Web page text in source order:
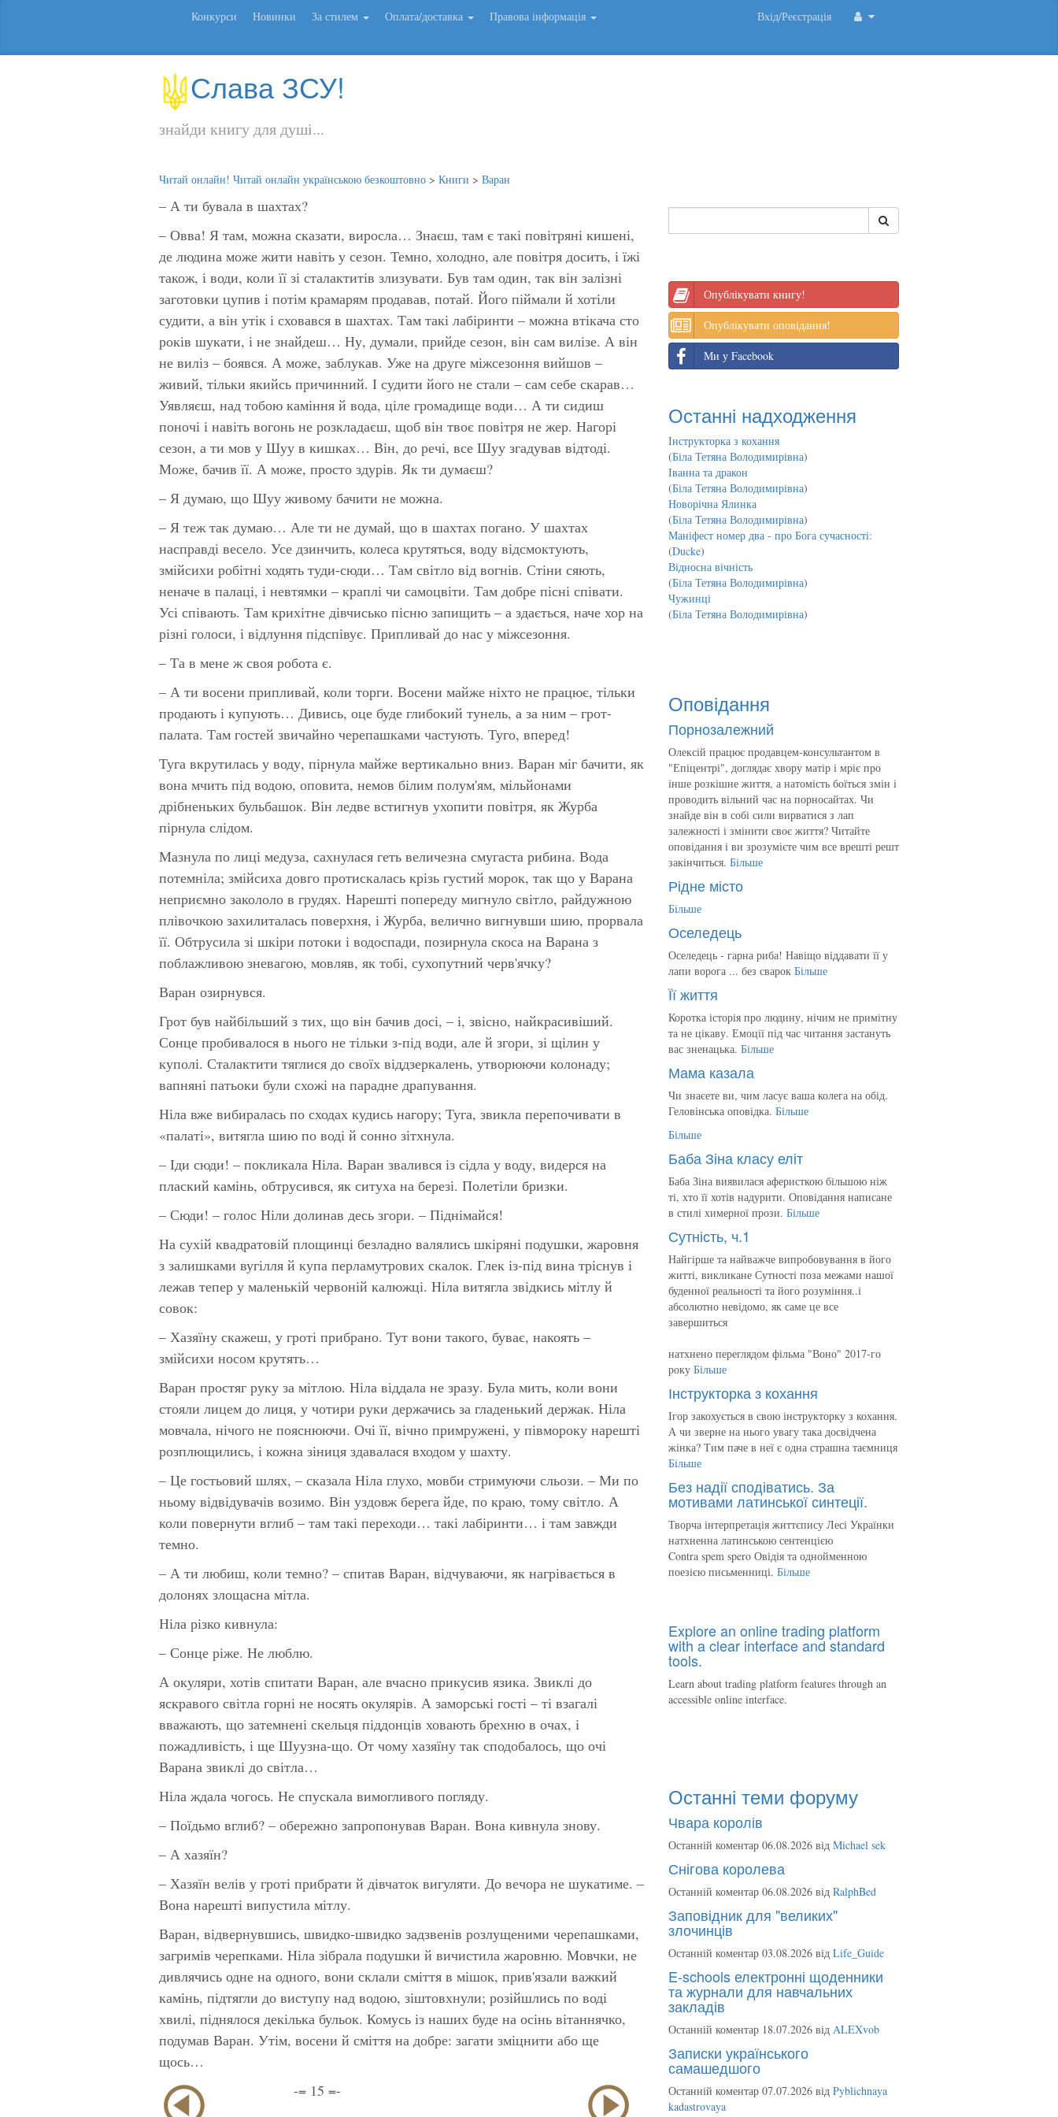
Конкурси Новинки За стилем Оплата/доставка Правова інформація Вхід/Реєстрація
Слава ЗСУ!
знайди книгу для душі...
Читай онлайн! Читай онлайн українською безкоштовно > Книги > Варан
– А ти бувала в шахтах?
– Овва! Я там, можна сказати, виросла… Знаєш, там є такі повітряні кишені,
де людина може жити навіть у сезон. Темно, холодно, але повітря досить, і їжі
також, і води, коли її зі сталактитів злизувати. Був там один, так він залізні
заготовки цупив і потім крамарям продавав, потай. Його піймали й хотіли
судити, а він утік і сховався в шахтах. Там такі лабіринти – можна втікача сто
років шукати, і не знайдеш… Ну, думали, прийде сезон, він сам вилізе. А він
не виліз – боявся. А може, заблукав. Уже на друге міжсезоння вийшов –
живий, тільки якийсь причинний. І судити його не стали – сам себе скарав…
Уявляєш, над тобою каміння й вода, ціле громадище води… А ти сидиш
поночі і навіть вогонь не розкладаєш, щоб він твоє повітря не жер. Нагорі
сезон, а ти мов у Шуу в кишках… Він, до речі, все Шуу згадував відтоді.
Може, бачив її. А може, просто здурів. Як ти думаєш?
– Я думаю, що Шуу живому бачити не можна.
– Я теж так думаю… Але ти не думай, що в шахтах погано. У шахтах
насправді весело. Усе дзинчить, колеса крутяться, воду відсмоктують,
змійсихи робітні ходять туди-сюди… Там світло від вогнів. Стіни сяють,
неначе в палаці, і невтямки – краплі чи самоцвіти. Там добре пісні співати.
Усі співають. Там крихітне дівчисько пісню запищить – а здається, наче хор на
різні голоси, і відлуння підспівує. Припливай до нас у міжсезоння.
– Та в мене ж своя робота є.
– А ти восени припливай, коли торги. Восени майже ніхто не працює, тільки
продають і купують… Дивись, оце буде глибокий тунель, а за ним – грот-
палата. Там гостей звичайно черепашками частують. Туго, вперед!
Туга вкрутилась у воду, пірнула майже вертикально вниз. Варан міг бачити, як
вона мчить під водою, оповита, немов білим полум'ям, мільйонами
дрібненьких бульбашок. Він ледве встигнув ухопити повітря, як Журба
пірнула слідом.
Мазнула по лиці медуза, сахнулася геть величезна смугаста рибина. Вода
потемніла; змійсиха довго протискалась крізь густий морок, так що у Варана
неприємно закололо в грудях. Нарешті попереду мигнуло світло, райдужною
плівочкою захилиталась поверхня, і Журба, велично вигнувши шию, прорвала
її. Обтрусила зі шкіри потоки і водоспади, позирнула скоса на Варана з
поблажливою зневагою, мовляв, як тобі, сухопутний черв'ячку?
Варан озирнувся.
Грот був найбільший з тих, що він бачив досі, – і, звісно, найкрасивіший.
Сонце пробивалося в нього не тільки з-під води, але й згори, зі щілин у
куполі. Сталактити тяглися до своїх віддзеркалень, утворюючи колонаду;
вапняні патьоки були схожі на парадне драпування.
Ніла вже вибиралась по сходах кудись нагору; Туга, звикла перепочивати в
«палаті», витягла шию по воді й сонно зітхнула.
– Іди сюди! – покликала Ніла. Варан звалився із сідла у воду, видерся на
плаский камінь, обтрусився, як ситуха на березі. Полетіли бризки.
– Сюди! – голос Ніли долинав десь згори. – Піднімайся!
На сухій квадратовій площинці безладно валялись шкіряні подушки, жаровня
з залишками вугілля й купа перламутрових скалок. Глек із-під вина тріснув і
лежав тепер у маленькій червоній калюжці. Ніла витягла звідкись мітлу й
совок:
– Хазяїну скажеш, у гроті прибрано. Тут вони такого, буває, накоять –
змійсихи носом крутять…
Варан простяг руку за мітлою. Ніла віддала не зразу. Була мить, коли вони
стояли лицем до лиця, у чотири руки держачись за гладенький держак. Ніла
мовчала, нічого не пояснюючи. Очі її, вічно примружені, у півмороку нарешті
розплющились, і кожна зіниця здавалася входом у шахту.
– Це гостьовий шлях, – сказала Ніла глухо, мовби стримуючи сльози. – Ми по
ньому відвідувачів возимо. Він уздовж берега йде, по краю, тому світло. А
коли повернути вглиб – там такі переходи… такі лабіринти… і там завжди
темно.
– А ти любиш, коли темно? – спитав Варан, відчуваючи, як нагрівається в
долонях злощасна мітла.
Ніла різко кивнула:
– Сонце ріже. Не люблю.
А окуляри, хотів спитати Варан, але вчасно прикусив язика. Звиклі до
яскравого світла горні не носять окулярів. А заморські гості – ті взагалі
вважають, що затемнені скельця піддонців ховають брехню в очах, і
пожадливість, і ще Шуузна-що. От чому хазяїну так сподобалось, що очі
Варана звиклі до світла…
Ніла ждала чогось. Не спускала вимогливого погляду.
– Поїдьмо вглиб? – обережно запропонував Варан. Вона кивнула знову.
– А хазяїн?
– Хазяїн велів у гроті прибрати й дівчаток вигуляти. До вечора не шукатиме. –
Вона нарешті випустила мітлу.
Варан, відвернувшись, швидко-швидко задзвенів розлущеними черепашками,
загримів черепками. Ніла зібрала подушки й вичистила жаровню. Мовчки, не
дивлячись одне на одного, вони склали сміття в мішок, прив'язали важкий
камінь, підтягли до виступу над водою, зіштовхнули; розійшлись по воді
хвилі, піднялося декілька бульок. Комусь із наших буде на осінь вітаннячко,
подумав Варан. Утім, восени й сміття на добре: загати зміцнити або ще
щось…
-= 15 =-
Опублікувати книгу!
Опублікувати оповідання!
Ми у Facebook
Останні надходження
Інструкторка з кохання
(Біла Тетяна Володимирівна)
Іванна та дракон
(Біла Тетяна Володимирівна)
Новорічна Ялинка
(Біла Тетяна Володимирівна)
Маніфест номер два - про Бога сучасності:
(Ducke)
Відносна вічність
(Біла Тетяна Володимирівна)
Чужинці
(Біла Тетяна Володимирівна)
Оповідання
Порнозалежний
Олексій працює продавцем-консультантом в
"Епіцентрі", доглядає хвору матір і мріє про
інше розкішне життя, а натомість боїться змін і
проводить вільний час на порносайтах. Чи
знайде він в собі сили вирватися з лап
залежності і змінити своє життя? Читайте
оповідання і ви зрозумієте чим все врешті решт
закінчиться. Більше
Рідне місто
Більше
Оселедець
Оселедець - гарна риба! Навіщо віддавати її у
лапи ворога ... без сварок Більше
Її життя
Коротка історія про людину, нічим не примітну
та не цікаву. Емоції під час читання застануть
вас зненацька. Більше
Мама казала
Чи знаєете ви, чим ласує ваша колега на обід.
Геловінська оповідка. Більше
Більше
Баба Зіна класу еліт
Баба Зіна виявилася аферисткою більшою ніж
ті, хто її хотів надурити. Оповідання написане
в стилі химерної прози. Більше
Сутність, ч.1
Найгірше та найважче випробовування в його
житті, викликане Сутності поза межами нашої
буденної реальності та його розуміння..і
абсолютно невідомо, як саме це все
завершиться
натхнено переглядом фільма "Воно" 2017-го
року Більше
Інструкторка з кохання
Ігор закохується в свою інструкторку з кохання.
А чи зверне на нього увагу така досвідчена
жінка? Тим паче в неї є одна страшна таємниця
Більше
Без надії сподіватись. За
мотивами латинської синтеції.
Творча інтерпретація життєпису Лесі Українки
натхненна латинською сентенцією
Contra spem spero Овідія та однойменною
поезією письменниці. Більше
Explore an online trading platform
with a clear interface and standard
tools.
Learn about trading platform features through an
accessible online interface.
Останні теми форуму
Чвара королів
Останній коментар 06.08.2026 від Michael sek
Снігова королева
Останній коментар 06.08.2026 від RalphBed
Заповідник для "великих"
злочинців
Останній коментар 03.08.2026 від Life_Guide
E-schools електронні щоденники
та журнали для навчальних
закладів
Останній коментар 18.07.2026 від ALEXvob
Записки українського
самашедшого
Останній коментар 07.07.2026 від Pyblichnaya
kadastrovaya